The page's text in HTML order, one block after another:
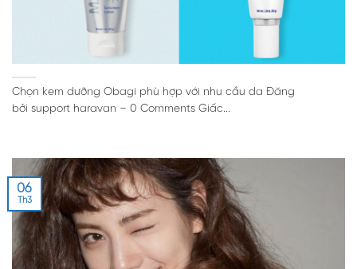
Chọn kem dưỡng Obagi phù hợp với nhu cầu da Đăng
bởi support haravan – 0 Comments Giấc...
06
Th3